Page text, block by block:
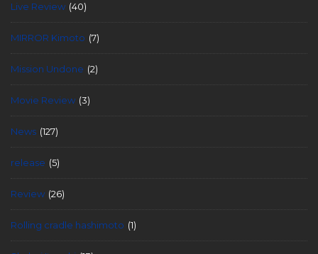
Live Review (40)
MIRROR Kimoto (7)
Mission Undone (2)
Movie Review (3)
News (127)
release (5)
Review (26)
Rolling cradle hashimoto (1)